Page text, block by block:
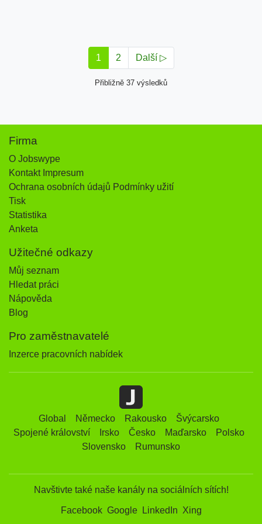
1 2 Další ▷
Přibližně 37 výsledků
Firma
O Jobswype
Kontakt Impresum
Ochrana osobních údajů Podmínky užití
Tisk
Statistika
Anketa
Užitečné odkazy
Můj seznam
Hledat práci
Nápověda
Blog
Pro zaměstnavatelé
Inzerce pracovních nabídek
Global Německo Rakousko
Švýcarsko
Spojené království
Irsko Česko Maďarsko
Polsko
Slovensko
Rumunsko
Navštivte také naše kanály na sociálních sítích!
Facebook Google LinkedIn Xing